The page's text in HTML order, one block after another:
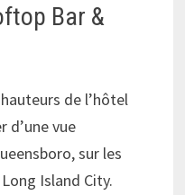
Bar &
de l’hôtel
d’une vue
sur les
Island City.